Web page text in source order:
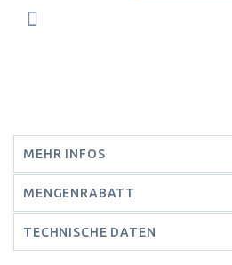
MEHR INFOS
MENGENRABATT
TECHNISCHE DATEN